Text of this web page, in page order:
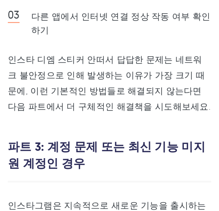
다른 앱에서 인터넷 연결 정상 작동 여부 확인
하기
인스타 디엠 스티커 안떠서 답답한 문제는 네트워
크 불안정으로 인해 발생하는 이유가 가장 크기 때
문에, 이런 기본적인 방법들로 해결되지 않는다면
다음 파트에서 더 구체적인 해결책을 시도해보세요.
파트 3: 계정 문제 또는 최신 기능 미지
원 계정인 경우
인스타그램은 지속적으로 새로운 기능을 출시하는